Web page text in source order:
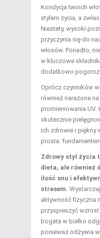
Kondycja twoich
stylem życia, a
Niestety, wysoki
przyczynia się do
włosów. Ponadto,
w kluczowe
dodatkowo
Oprócz czynników
również narażone
promieniowania UV.
skutecznie
ich zdrowie i piękny
prosta:
Zdrowy styl życia
dieta, ale również
ilość snu i
stresem.
aktywność fizyczna
przyspieszyć wzrost
bogata w białko
ponieważ odżywia